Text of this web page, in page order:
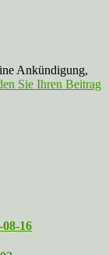
Ankündigung,
Sie Ihren Beitrag
16